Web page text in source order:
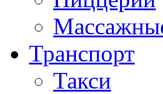
Транспорт
Такси